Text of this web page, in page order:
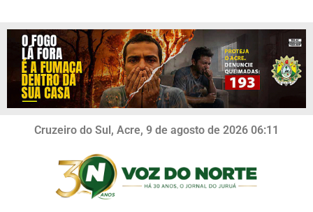
Cruzeiro do Sul, Acre, 9 de agosto de 2026 06:11